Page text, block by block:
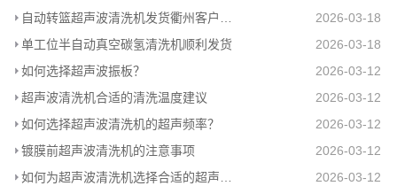
自动转篮超声波清洗机发货衢州客户工厂
2026-03-18
单工位半自动真空碳氢清洗机顺利发货
2026-03-18
如何选择超声波振板？
2026-03-12
超声波清洗机合适的清洗温度建议
2026-03-12
如何选择超声波清洗机的超声频率？
2026-03-12
镀膜前超声波清洗机的注意事项
2026-03-12
如何为超声波清洗机选择合适的超声波功率？
2026-03-12